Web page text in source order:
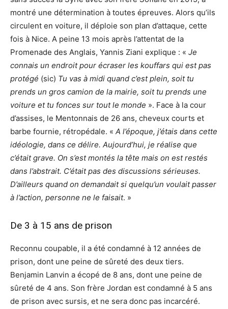
montré une détermination à toutes épreuves. Alors qu’ils
circulent en voiture, il déploie son plan d’attaque, cette
fois à Nice. A peine 13 mois après l’attentat de la
Promenade des Anglais, Yannis Ziani explique : « Je
connais un endroit pour écraser les kouffars qui est pas
protégé (sic) Tu vas à midi quand c’est plein, soit tu
prends un gros camion de la mairie, soit tu prends une
voiture et tu fonces sur tout le monde ». Face à la cour
d’assises, le Mentonnais de 26 ans, cheveux courts et
barbe fournie, rétropédale. « A l’époque, j’étais dans cette
idéologie, dans ce délire. Aujourd’hui, je réalise que
c’était grave. On s’est montés la tête mais on est restés
dans l’abstrait. C’était pas des discussions sérieuses.
D’ailleurs quand on demandait si quelqu’un voulait passer
à l’action, personne ne le faisait. »
De 3 à 15 ans de prison
Reconnu coupable, il a été condamné à 12 années de
prison, dont une peine de sûreté des deux tiers.
Benjamin Lanvin a écopé de 8 ans, dont une peine de
sûreté de 4 ans. Son frère Jordan est condamné à 5 ans
de prison avec sursis, et ne sera donc pas incarcéré.